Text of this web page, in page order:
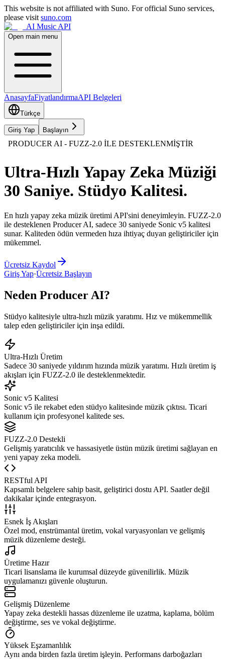
This website is not affiliated with Suno. For official Suno services,
please visit suno.com
AI Music API
Open main menu
AnasayfaFiyatlandırmaAPI Belgeleri
Türkçe
Giriş Yap Başlayın
PRODUCER AI - FUZZ-2.0 İLE DESTEKLENMİŞTİR
Ultra-Hızlı Yapay Zeka Müziği
30 Saniye. Stüdyo Kalitesi.
En hızlı yapay zeka müzik üretimi API'sini deneyimleyin. FUZZ-2.0
ile desteklenen Producer AI, sadece 30 saniyede Sonic v5 kalitesi
sunar. Kaliteden ödün vermeden hıza ihtiyaç duyan geliştiriciler için
mükemmel.
Ücretsiz Kaydol
Giriş Yap·Ücretsiz Başlayın
Neden Producer AI?
Stüdyo kalitesiyle ultra-hızlı müzik yaratımı. Hız ve mükemmellik
talep eden geliştiriciler için inşa edildi.
Ultra-Hızlı Üretim
Sadece 30 saniyede yıldırım hızında müzik yaratımı. Hızlı üretim iş
akışları için FUZZ-2.0 ile desteklenmektedir.
Sonic v5 Kalitesi
Sonic v5 ile rekabet eden stüdyo kalitesinde müzik çıktısı. Ticari
kullanım için profesyonel kalitede ses.
FUZZ-2.0 Destekli
Gelişmiş yaratıcılık ve hassasiyetle üstün müzik üretimi sağlayan en
yeni yapay zeka modeli.
RESTful API
Kapsamlı belgelere sahip basit, geliştirici dostu API. Saatler değil
dakikalar içinde entegrasyon.
Esnek İş Akışları
Özel mod, enstrümantal üretim, vokal varyasyonları ve gelişmiş
müzik düzenleme desteği.
Üretime Hazır
Ticari lisanslama ile kurumsal düzeyde güvenilirlik. Müzik
uygulamanızı güvenle oluşturun.
Gelişmiş Düzenleme
Yapay zeka destekli hassas düzenleme ile uzatma, kaplama, bölüm
değiştirme, ses ve vokal değiştirme.
Yüksek Eşzamanlılık
Aynı anda birden fazla üretim işleyin. Performans darboğazları